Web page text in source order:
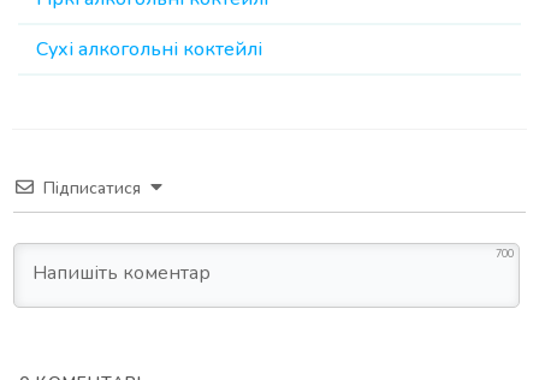
Сухі алкогольні коктейлі
Підписатися
700